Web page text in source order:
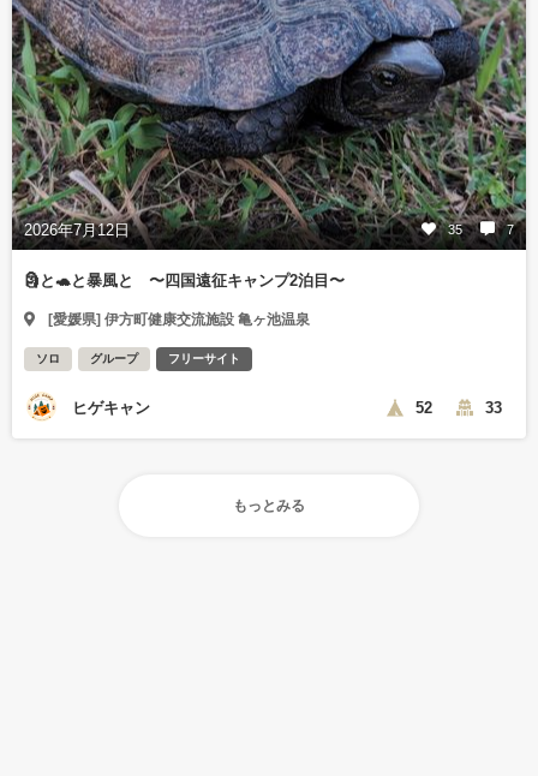
2026年7月12日 35 7
🗿と🐢と暴風と 〜四国遠征キャンプ2泊目〜
[愛媛県] 伊方町健康交流施設 亀ヶ池温泉
ソロ グループ フリーサイト
ヒゲキャン 52 33
もっとみる